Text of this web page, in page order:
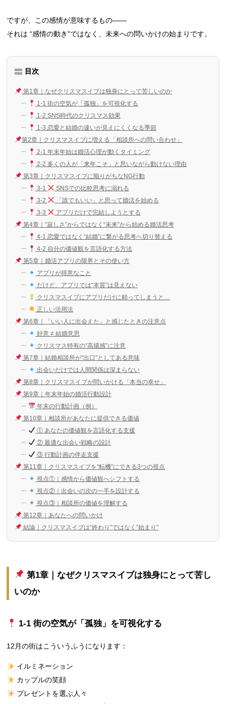
ですが、この感情が意味するもの――
それは “感情の動き”ではなく、未来への問いかけの始まりです。
目次
第1章｜なぜクリスマスイブは独身にとって苦しいのか
1‑1 街の空気が「孤独」を可視化する
1‑2 SNS時代のクリスマス効果
1‑3 恋愛と結婚の違いが見えにくくなる季節
第2章｜クリスマスイブに増える「相談所への問い合わせ」
2‑1 年末年始は婚活心理が動くタイミング
2‑2 多くの人が「来年こそ」と思いながら動けない理由
第3章｜クリスマスイブに陥りがちなNG行動
3‑1
SNSでの比較思考に溺れる
3‑2
「誰でもいい」と思って婚活を始める
3‑3
アプリだけで完結しようとする
第4章｜“寂しさ”からではなく“未来”から始める婚活思考
4‑1 恋愛ではなく“結婚”に繋がる思考へ切り替える
4‑2 自分の価値観を言語化する方法
第5章｜婚活アプリの限界とその使い方
アプリが得意なこと
だけど、アプリでは“本質”は見えない
クリスマスイブにアプリだけに頼ってしまうと…
正しい活用法
第6章｜「いい人に出会えた」と感じたときの注意点
好意 ≠ 結婚意思
クリスマス特有の“高揚感”に注意
第7章｜結婚相談所が“出口”としてある意味
出会いだけでは人間関係は深まらない
第8章｜クリスマスイブが問いかける「本当の幸せ」
第9章｜年末年始の婚活行動設計
年末の行動計画（例）
第10章｜相談所があなたに提供できる価値
① あなたの価値観を言語化する支援
② 最適な出会い戦略の設計
③ 行動計画の伴走支援
第11章｜クリスマスイブを“転機”にできる3つの視点
視点①｜感情から価値観へシフトする
視点②｜出会いの次の一手を設計する
視点③｜相談所の価値を理解する
第12章｜あなたへの問いかけ
結論｜クリスマスイブは“終わり”ではなく“始まり”
第1章｜なぜクリスマスイブは独身にとって苦し
いのか
1‑1 街の空気が「孤独」を可視化する
12月の街はこういうふうになります：
イルミネーション
カップルの笑顔
プレゼントを選ぶ人々